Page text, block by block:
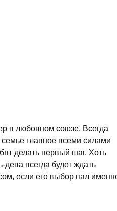
в любовном союзе. Всегда
главное всеми силами
делать первый шаг. Хоть
всегда будет ждать
если его выбор пал